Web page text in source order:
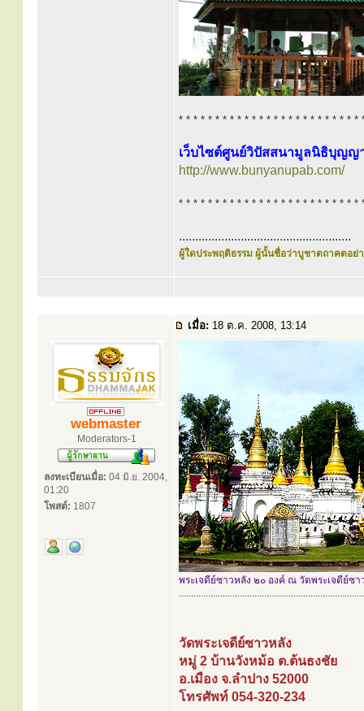
* * * * * * * * * * * * * * * * * * * * * * * * *
เว็บไซต์ศูนย์วิปัสสนามูลนิธิบุญญ
http://www.bunyanupab.com/
* * * * * * * * * * * * * * * * * * * * * * * * *
.....................................................
ผู้ใดประพฤติธรรม ผู้นั้นชื่อว่าบูชาตถาคตอย่า
เมื่อ: 18 ต.ค. 2008, 13:14
webmaster
Moderators-1
ลงทะเบียนเมื่อ: 04 มิ.ย. 2004,
01:20
โพสต์: 1807
พระเจดีย์ซาวหลัง ๒๐ องค์ ณ วัดพระเจดีย์ซา
............................................................................
วัดพระเจดีย์ซาวหลัง
หมู่ 2 บ้านวังหม้อ ต.ต้นธงชัย
อ.เมือง จ.ลำปาง 52000
โทรศัพท์ 054-320-234